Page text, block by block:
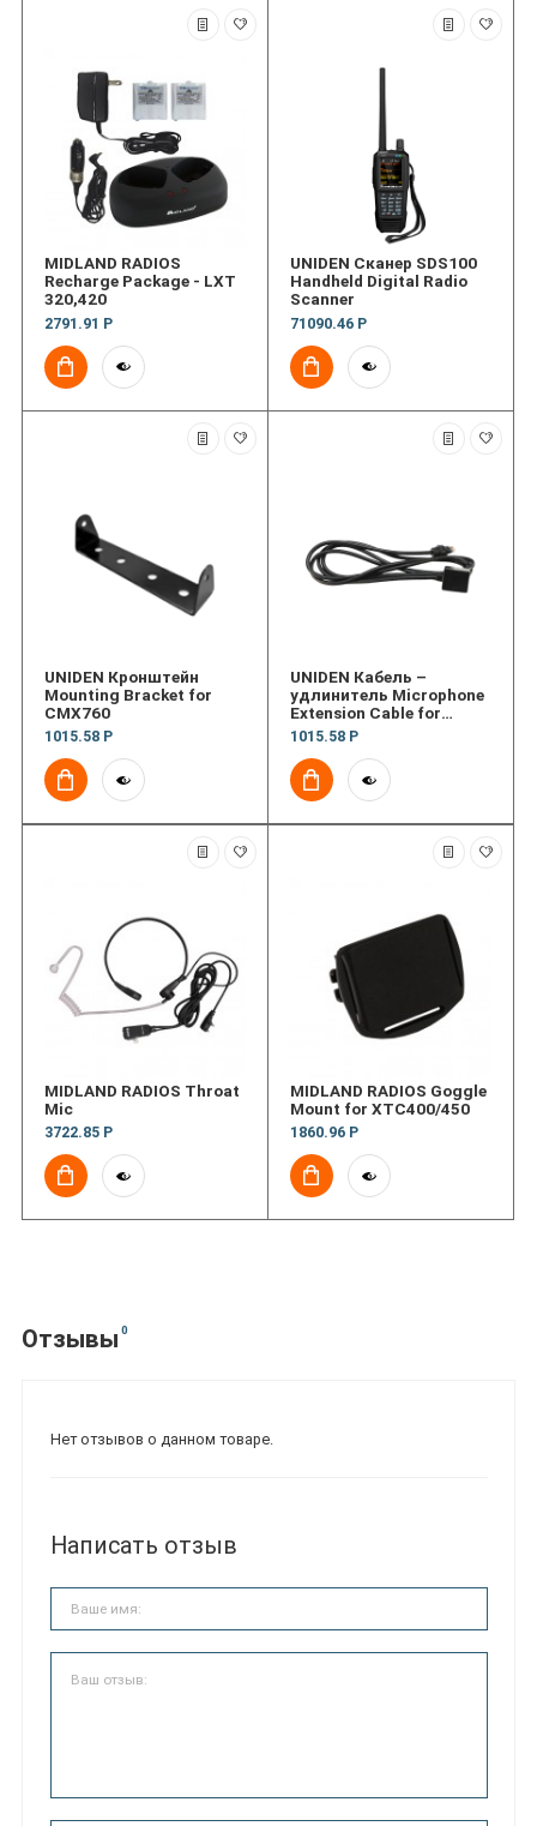
MIDLAND RADIOS
Recharge Package - LXT
320,420
2791.91 Р
UNIDEN Сканер SDS100
Handheld Digital Radio
Scanner
71090.46 Р
UNIDEN Кронштейн
Mounting Bracket for
CMX760
1015.58 Р
UNIDEN Кабель –
удлинитель Microphone
Extension Cable for
CMX760
1015.58 Р
MIDLAND RADIOS Throat
Mic
3722.85 Р
MIDLAND RADIOS Goggle
Mount for XTC400/450
1860.96 Р
Отзывы 0
Нет отзывов о данном товаре.
Написать отзыв